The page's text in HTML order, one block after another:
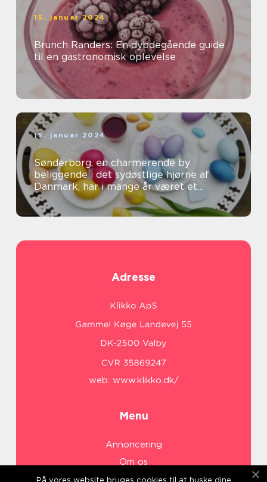
15. januar 2024
Brunch Randers: En dybdegående guide
til en gastronomisk oplevelse
15. januar 2024
Sønderborg, en charmerende by
beliggende i det sydøstlige hjørne af
Danmark, har i mange år været et
populært rejsemål for både
eventyrrejsende og bac...
Adresse
web: www.klikko.dk/
Menu
Annoncering
Om os
Cookies
På vores website bruges cookies til at huske dine